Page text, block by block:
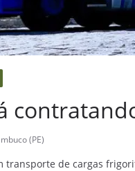
(PE)
transporte de cargas